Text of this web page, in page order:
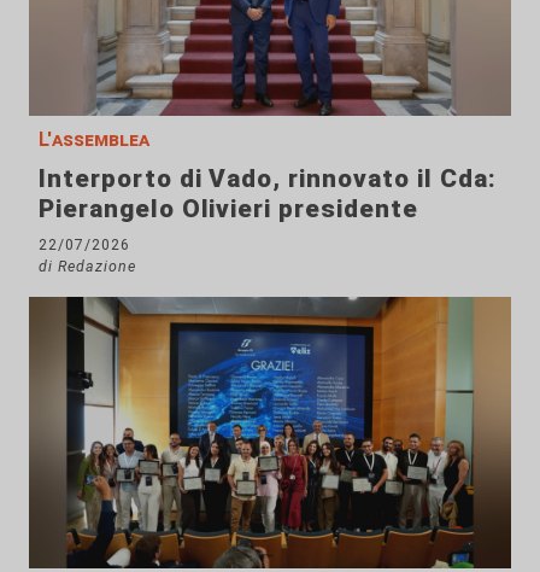
L'assemblea
Interporto di Vado, rinnovato il Cda:
Pierangelo Olivieri presidente
22/07/2026
di Redazione